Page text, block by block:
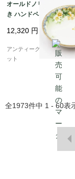
オールドノリタケ 手描
き ハンドペイント デザ
ート皿 ボウル NORITA
KE 日本製 アンティー
ク（水色縁・クリーム
色の花）A
12,320 円
アンティークブルーパロ
ット
全1973件中 1 - 60表